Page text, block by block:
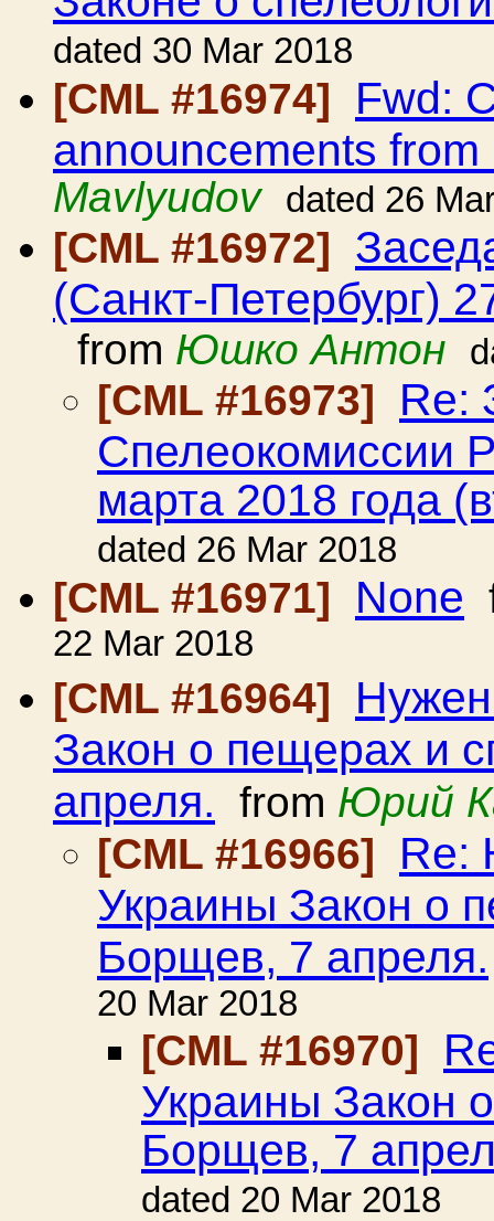
dated 30 Mar 2018
[CML #16974] Fwd:
announcements from
Mavlyudov
dated 26
[CML #16972]
(Санкт-Петербург)
from Юшко Антон
[CML #16973] Re:
Спелеокомиссии
марта 2018 года
dated 26 Mar 2018
[CML #16971] None
22 Mar 2018
[CML #16964]
Закон о пещерах и
апреля. from Юрий
[CML #16966]
Re:
Украины Закон о
Борщев, 7 апреля.
20 Mar 2018
[CML #16970]
Украины Закон
Борщев, 7
dated 20 Mar 2018